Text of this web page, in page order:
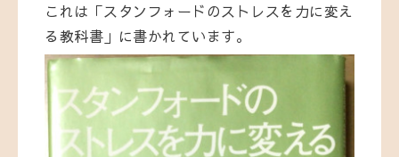
これは「スタンフォードのストレスを力に変え
る教科書」に書かれています。